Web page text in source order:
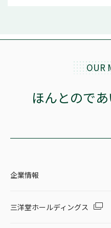
OUR
ほんとので
企業情報
三洋堂ホールディングス